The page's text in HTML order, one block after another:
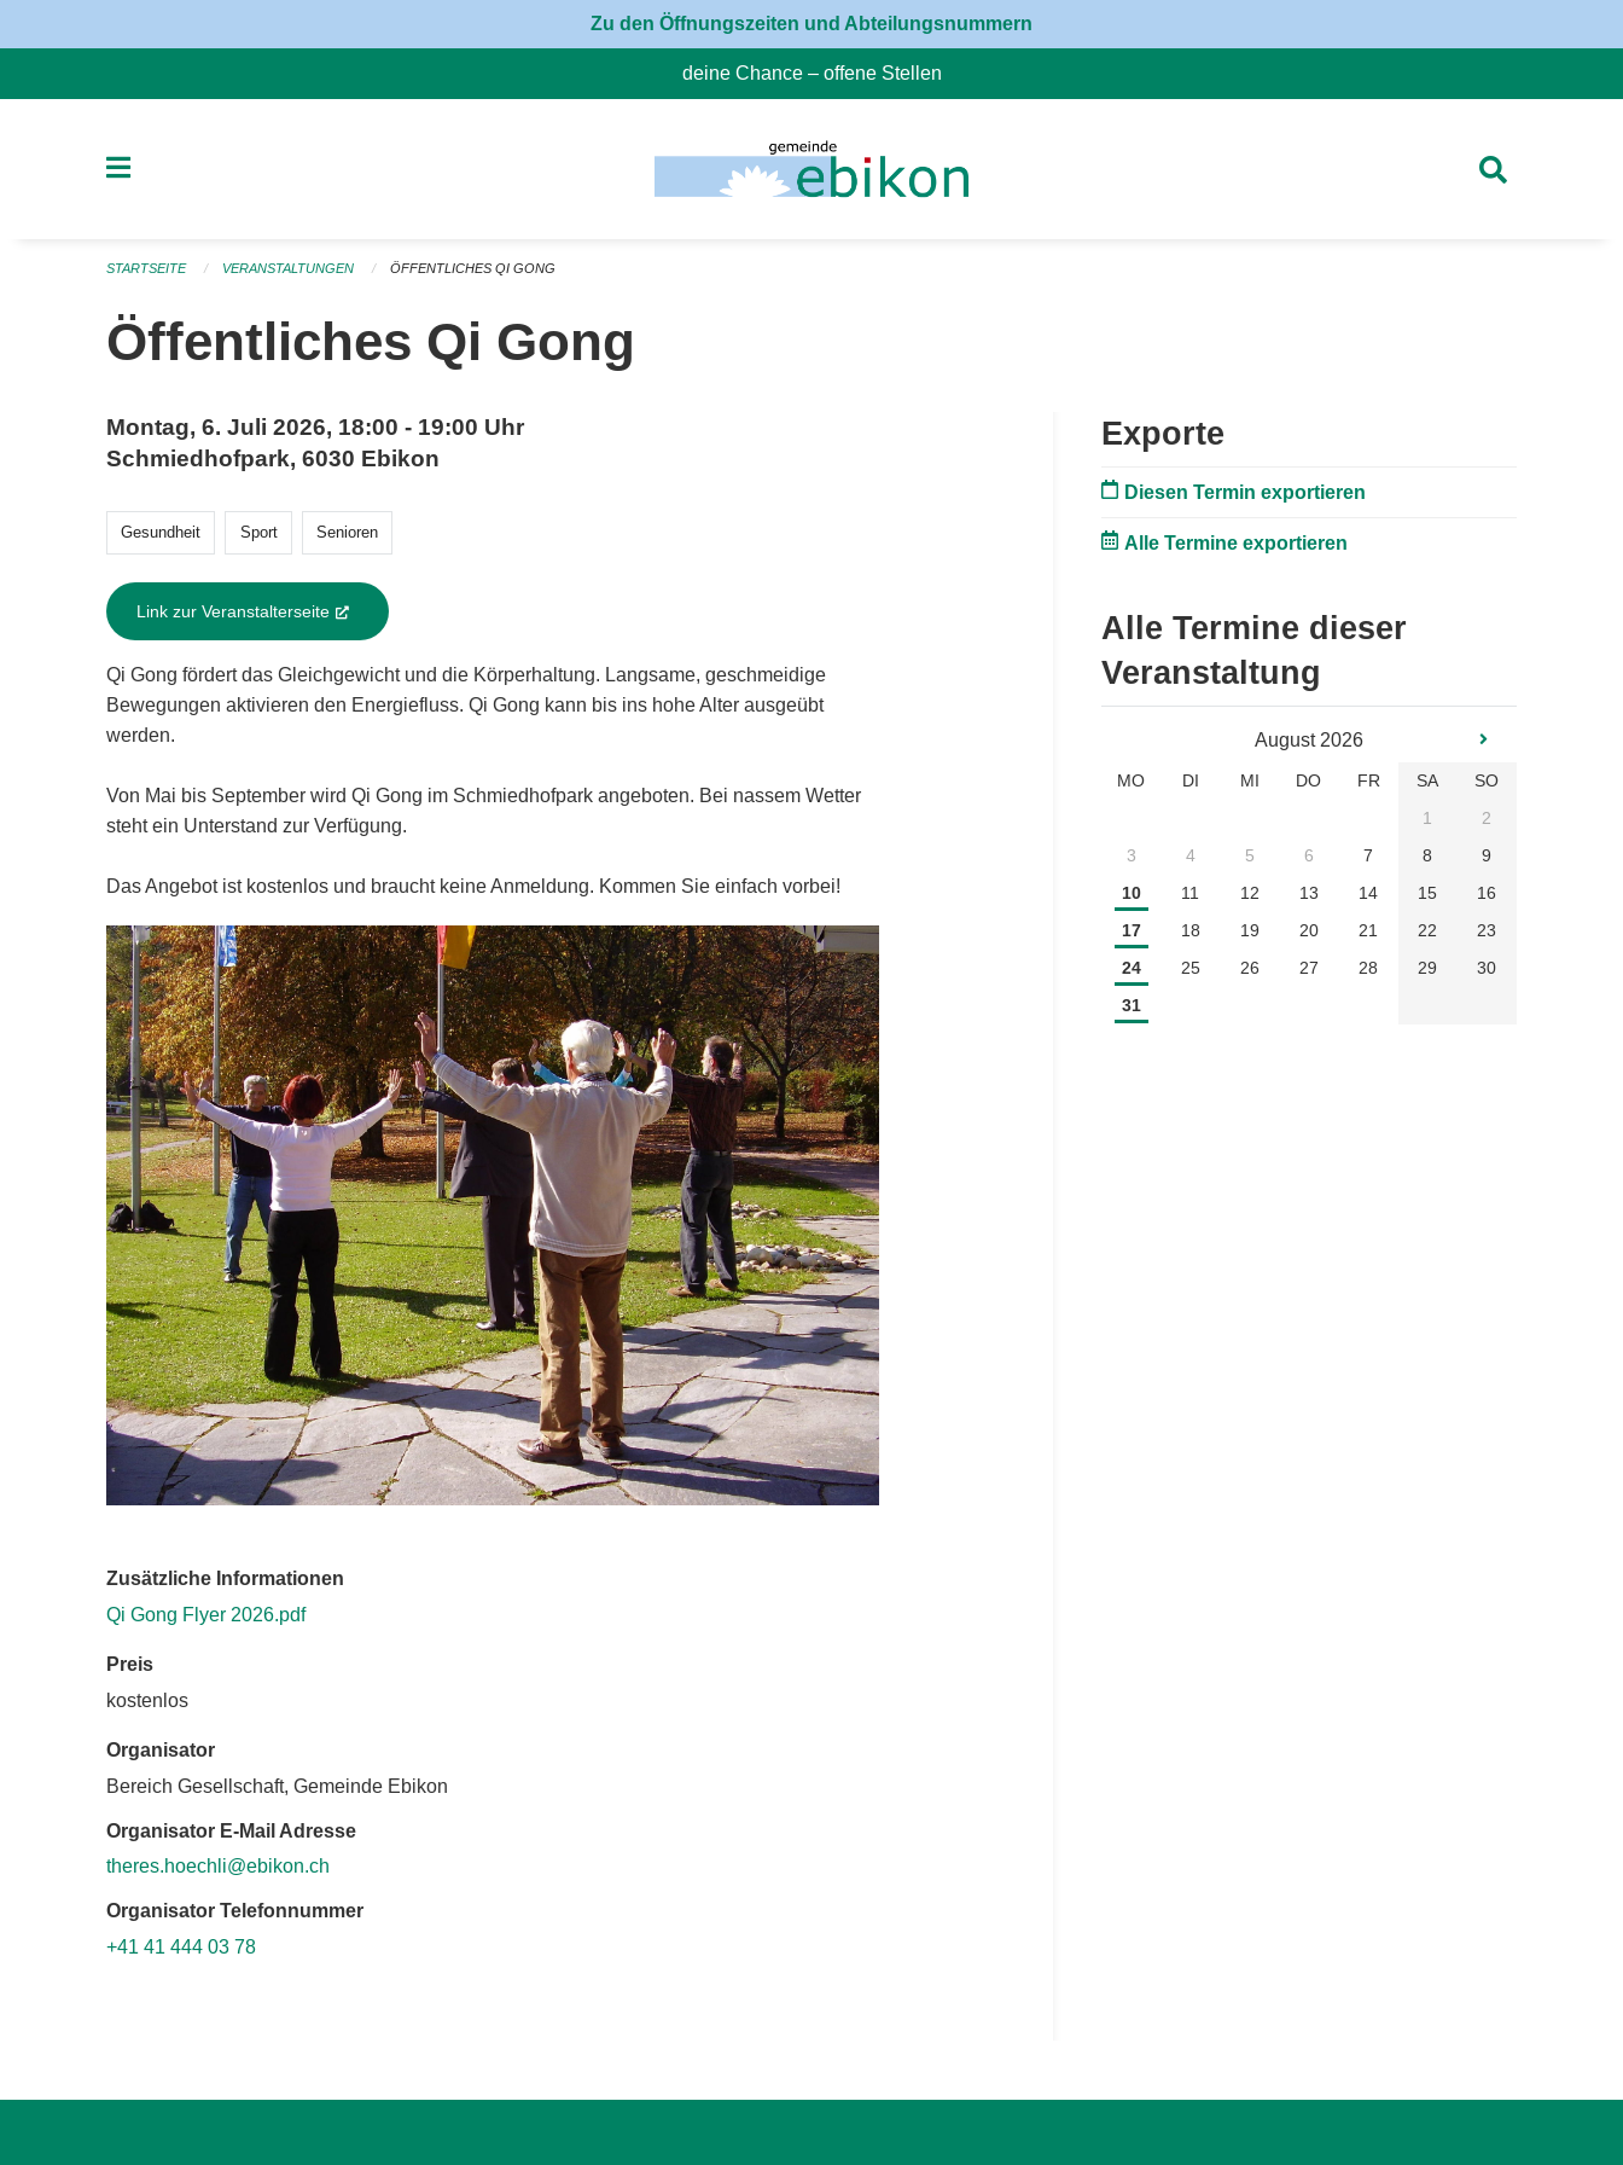
Zu den Öffnungszeiten und Abteilungsnummern
deine Chance – offene Stellen
STARTSEITE VERANSTALTUNGEN ÖFFENTLICHES QI GONG
Öffentliches Qi Gong
Montag, 6. Juli 2026, 18:00 - 19:00 Uhr
Schmiedhofpark, 6030 Ebikon
Gesundheit Sport Senioren
Link zur Veranstalterseite (External Link)
Qi Gong fördert das Gleichgewicht und die Körperhaltung. Langsame, geschmeidige
Bewegungen aktivieren den Energiefluss. Qi Gong kann bis ins hohe Alter ausgeübt
werden.
Von Mai bis September wird Qi Gong im Schmiedhofpark angeboten. Bei nassem Wetter
steht ein Unterstand zur Verfügung.
Das Angebot ist kostenlos und braucht keine Anmeldung. Kommen Sie einfach vorbei!
Zusätzliche Informationen
Qi Gong Flyer 2026.pdf
Preis
kostenlos
Organisator
Bereich Gesellschaft, Gemeinde Ebikon
Organisator E-Mail Adresse
theres.hoechli@ebikon.ch
Organisator Telefonnummer
+41 41 444 03 78
Exporte
Diesen Termin exportieren
Alle Termine exportieren
Alle Termine dieser
Veranstaltung
August 2026
MO DI MI DO FR SA
SO
1
2
3
4 5 6 7 8
9
10
11 12 13 14 15
16
17
18 19 20 21 22
23
24
25 26 27 28 29
30
31